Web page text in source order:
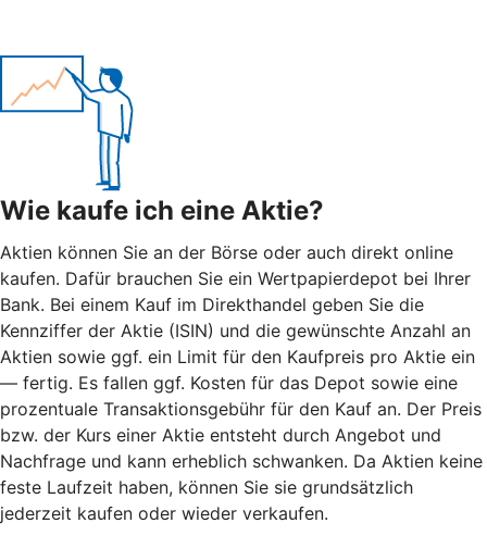
Wie kaufe ich eine Aktie?
Aktien können Sie an der Börse oder auch direkt online
kaufen. Dafür brauchen Sie ein Wertpapierdepot bei Ihrer
Bank. Bei einem Kauf im Direkthandel geben Sie die
Kennziffer der Aktie (ISIN) und die gewünschte Anzahl an
Aktien sowie ggf. ein Limit für den Kaufpreis pro Aktie ein
— fertig. Es fallen ggf. Kosten für das Depot sowie eine
prozentuale Transaktionsgebühr für den Kauf an. Der Preis
bzw. der Kurs einer Aktie entsteht durch Angebot und
Nachfrage und kann erheblich schwanken. Da Aktien keine
feste Laufzeit haben, können Sie sie grundsätzlich
jederzeit kaufen oder wieder verkaufen.